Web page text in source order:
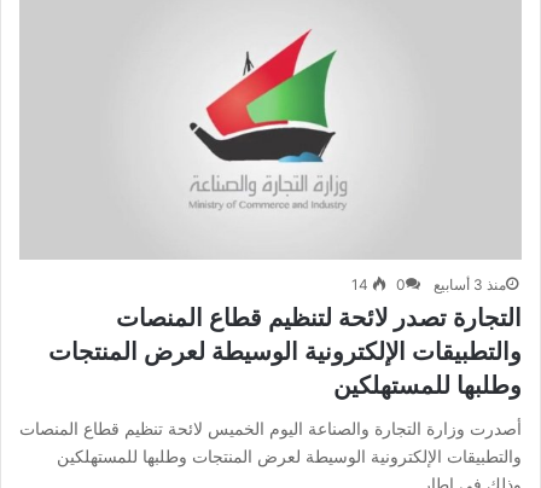
منذ 3 أسابيع 0
14
التجارة تصدر لائحة لتنظيم قطاع المنصات
والتطبيقات الإلكترونية الوسيطة لعرض المنتجات
وطلبها للمستهلكين
أصدرت وزارة التجارة والصناعة اليوم الخميس لائحة تنظيم قطاع المنصات
والتطبيقات الإلكترونية الوسيطة لعرض المنتجات وطلبها للمستهلكين
وذلك في إطار…